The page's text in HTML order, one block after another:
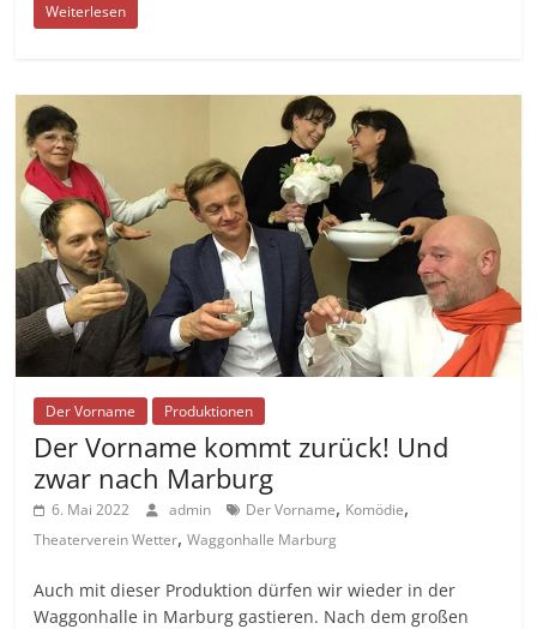
Weiterlesen
Der Vorname Produktionen
Der Vorname kommt zurück! Und
zwar nach Marburg
6. Mai 2022 admin Der Vorname, Komödie,
Theaterverein Wetter,Waggonhalle Marburg
Auch mit dieser Produktion dürfen wir wieder in der
Waggonhalle in Marburg gastieren. Nach dem großen